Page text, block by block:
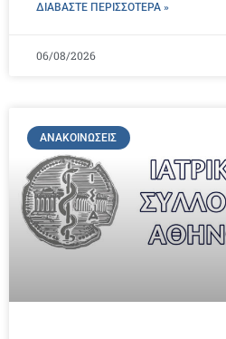
ΔΙΑΒΑΣΤΕ ΠΕΡΙΣΣΌΤΕΡΑ »
06/08/2026
ΑΝΑΚΟΙΝΏΣΕΙΣ